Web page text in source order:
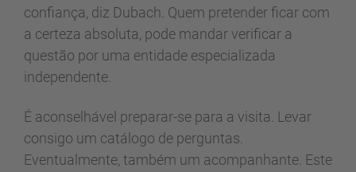
confiança, diz Dubach. Quem pretender ficar com
a certeza absoluta, pode mandar verificar a
questão por uma entidade especializada
independente.
É aconselhável preparar-se para a visita. Levar
consigo um catálogo de perguntas.
Eventualmente, também um acompanhante. Este